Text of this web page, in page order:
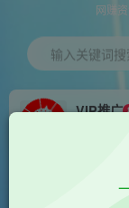
网赚
输入关键词搜
VIP推广